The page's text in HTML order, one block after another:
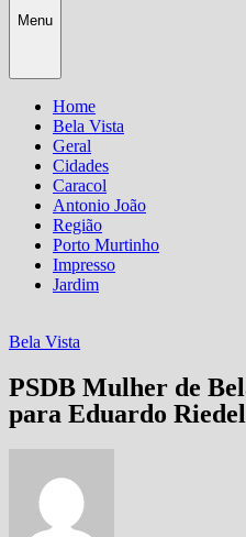
Menu
Home
Bela Vista
Geral
Cidades
Caracol
Antonio João
Região
Porto Murtinho
Impresso
Jardim
Bela Vista
PSDB Mulher de
para Eduardo Riedel